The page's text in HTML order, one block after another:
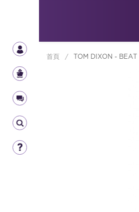
首頁 / TOM DIXON -